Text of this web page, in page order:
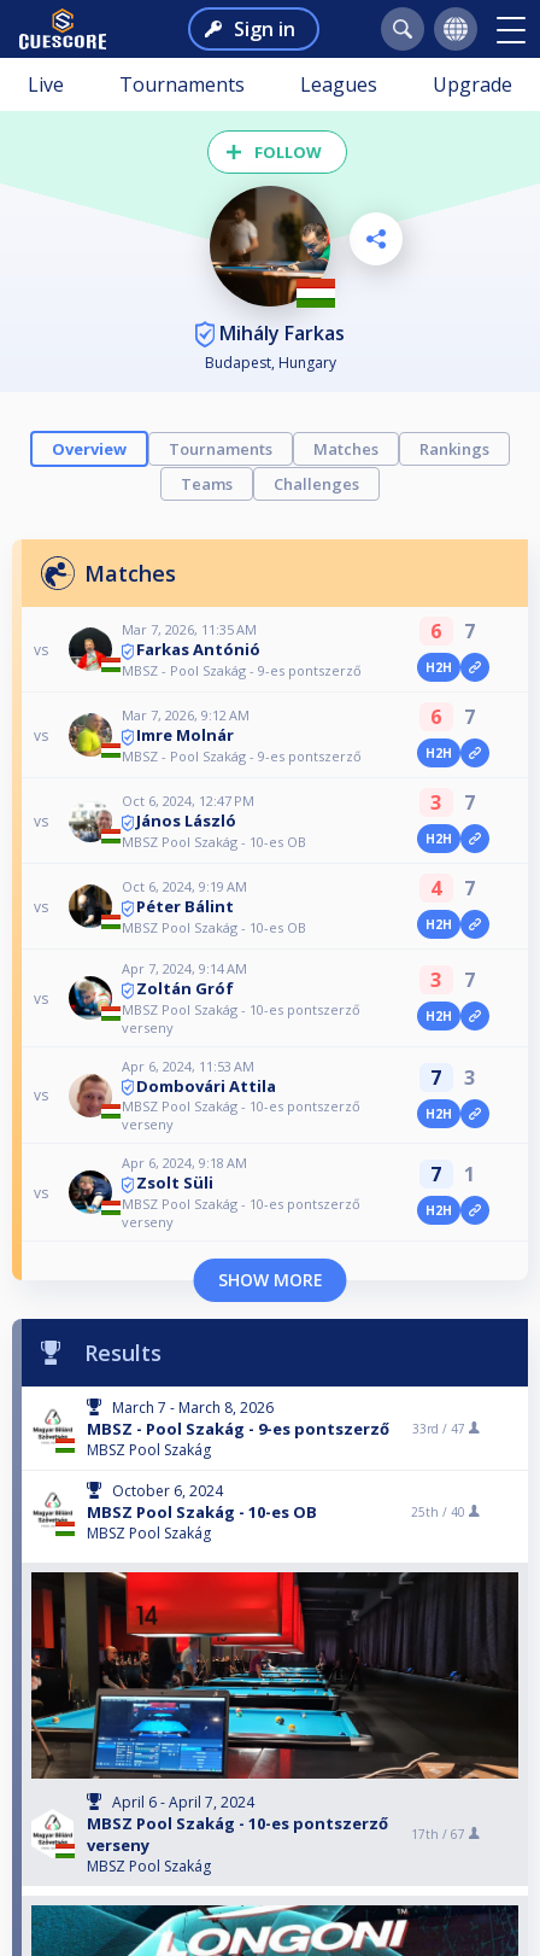
Sign in
Live Tournaments Leagues Upgrade
FOLLOW
Mihály Farkas
Budapest, Hungary
Overview Tournaments Matches
Rankings
Teams
Challenges
Matches
vs
Mar 7, 2026, 11:35 AM
Farkas Antónió
MBSZ - Pool Szakág - 9-es pontszerző
6 7
H2H
vs
Mar 7, 2026, 9:12 AM
Imre Molnár
MBSZ - Pool Szakág - 9-es pontszerző
6 7
H2H
vs
Oct 6, 2024, 12:47 PM
János László
MBSZ Pool Szakág - 10-es OB
3 7
H2H
vs
Oct 6, 2024, 9:19 AM
Péter Bálint
MBSZ Pool Szakág - 10-es OB
4 7
H2H
vs
Apr 7, 2024, 9:14 AM
Zoltán Gróf
MBSZ Pool Szakág - 10-es pontszerző
verseny
3 7
H2H
vs
Apr 6, 2024, 11:53 AM
Dombovári Attila
MBSZ Pool Szakág - 10-es pontszerző
verseny
7 3
H2H
vs
Apr 6, 2024, 9:18 AM
Zsolt Süli
MBSZ Pool Szakág - 10-es pontszerző
verseny
7 1
H2H
SHOW MORE
Results
March 7 - March 8, 2026
MBSZ - Pool Szakág - 9-es pontszerző
MBSZ Pool Szakág
33rd / 47
October 6, 2024
MBSZ Pool Szakág - 10-es OB
MBSZ Pool Szakág
25th / 40
April 6 - April 7, 2024
MBSZ Pool Szakág - 10-es pontszerző
verseny
MBSZ Pool Szakág
17th / 67